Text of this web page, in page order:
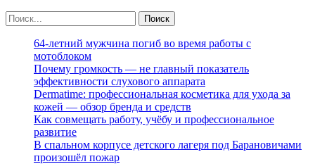
64-летний мужчина погиб во время работы с
мотоблоком
Почему громкость — не главный показатель
эффективности слухового аппарата
Dermatime: профессиональная косметика для ухода за
кожей — обзор бренда и средств
Как совмещать работу, учёбу и профессиональное
развитие
В спальном корпусе детского лагеря под Барановичами
произошёл пожар